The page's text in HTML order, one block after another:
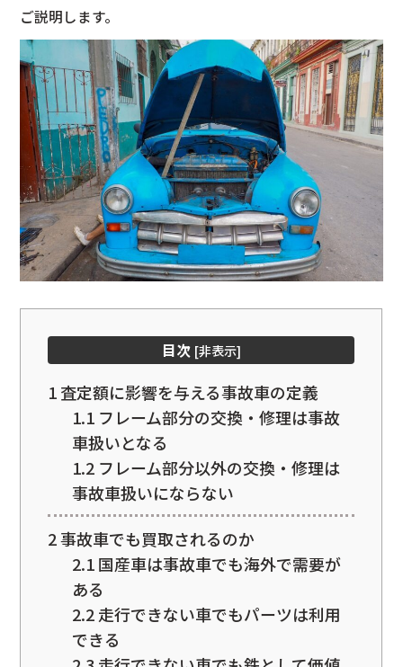
ご説明します。
目次 [非表示]
1査定額に影響を与える事故車の定義
1.1 フレーム部分の交換・修理は事故
車扱いとなる
1.2 フレーム部分以外の交換・修理は
事故車扱いにならない
2事故車でも買取されるのか
2.1国産車は事故車でも海外で需要が
ある
2.2走行できない車でもパーツは利用
できる